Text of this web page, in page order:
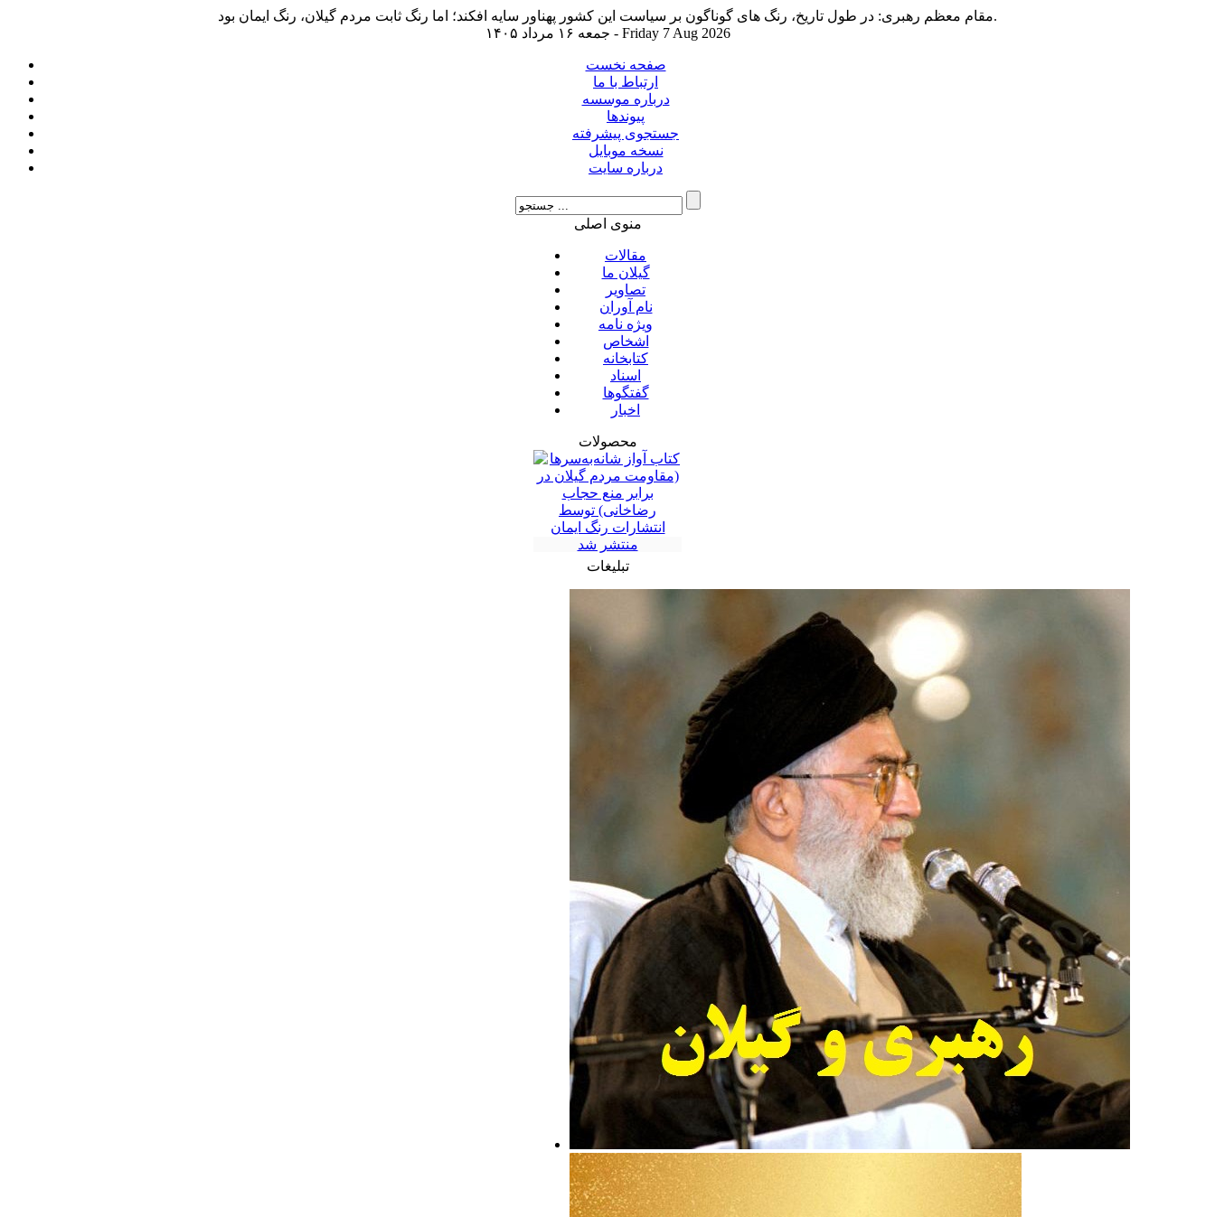
مقام معظم رهبری: در طول تاریخ، رنگ های گوناگون بر سیاست این کشور پهناور سایه افکند؛ اما رنگ ثابت مردم گیلان، رنگ ایمان بود.
جمعه ۱۶ مرداد ۱۴۰۵ - Friday 7 Aug 2026
صفحه نخست
ارتباط با ما
درباره موسسه
پیوندها
جستجوی پیشرفته
نسخه موبایل
درباره سایت
منوی اصلی
مقالات
گیلان ما
تصاویر
نام آوران
ویژه نامه
اشخاص
کتابخانه
اسناد
گفتگوها
اخبار
محصولات
تبلیغات